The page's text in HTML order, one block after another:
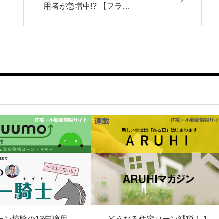
用者が急増中!? 【フラ…